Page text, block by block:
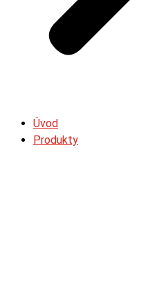
Úvod
Produkty